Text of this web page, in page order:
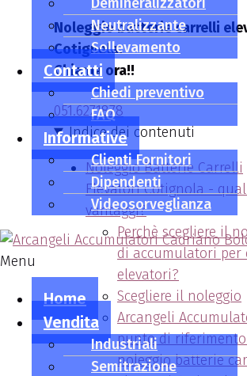
Neutralizzante
Sollevamento
Contatti
Chiedi preventivo
FAQ
Informative
Clienti Fornitori
Dipendenti
Videosorveglianza
Menu
Home
Vendita
Industriali
Semitrazione
Noleggio batterie carrelli
Cotignola.
Chiama ora!!
051.6271878
Indice dei contenuti
Noleggio Batterie Carrelli
Elevatori Cotignola -
vantaggi?
Perchè scegliere il
di accumulatori per
elevatori?
Scegliere il noleggio
Arcangeli
punto di
noleggio batterie